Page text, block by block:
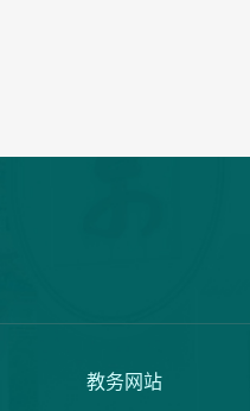
教务网站